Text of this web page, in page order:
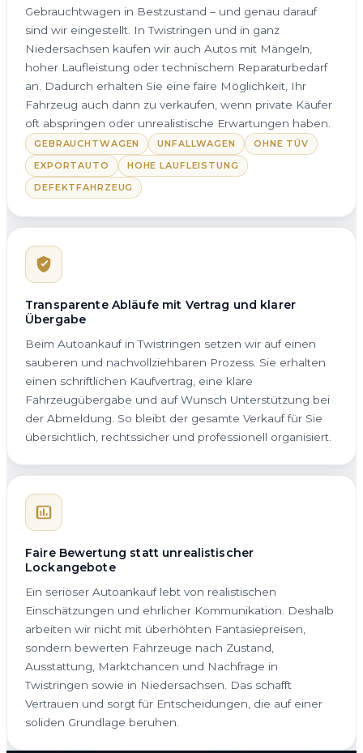
Gebrauchtwagen in Bestzustand – und genau darauf
sind wir eingestellt. In Twistringen und in ganz
Niedersachsen kaufen wir auch Autos mit Mängeln,
hoher Laufleistung oder technischem Reparaturbedarf
an. Dadurch erhalten Sie eine faire Möglichkeit, Ihr
Fahrzeug auch dann zu verkaufen, wenn private Käufer
oft abspringen oder unrealistische Erwartungen haben.
GEBRAUCHTWAGEN UNFALLWAGEN
OHNE TÜV
EXPORTAUTO
HOHE LAUFLEISTUNG
DEFEKTFAHRZEUG
Transparente Abläufe mit Vertrag und klarer
Übergabe
Beim Autoankauf in Twistringen setzen wir auf einen
sauberen und nachvollziehbaren Prozess. Sie erhalten
einen schriftlichen Kaufvertrag, eine klare
Fahrzeugübergabe und auf Wunsch Unterstützung bei
der Abmeldung. So bleibt der gesamte Verkauf für Sie
übersichtlich, rechtssicher und professionell organisiert.
Faire Bewertung statt unrealistischer
Lockangebote
Ein seriöser Autoankauf lebt von realistischen
Einschätzungen und ehrlicher Kommunikation. Deshalb
arbeiten wir nicht mit überhöhten Fantasiepreisen,
sondern bewerten Fahrzeuge nach Zustand,
Ausstattung, Marktchancen und Nachfrage in
Twistringen sowie in Niedersachsen. Das schafft
Vertrauen und sorgt für Entscheidungen, die auf einer
soliden Grundlage beruhen.